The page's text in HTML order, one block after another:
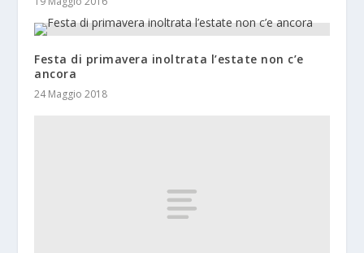
Festa di primavera inoltrata l’estate non c’e
ancora
24 Maggio 2018